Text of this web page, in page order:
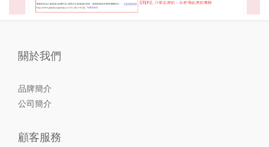
關於我們
品牌簡介
公司簡介
顧客服務